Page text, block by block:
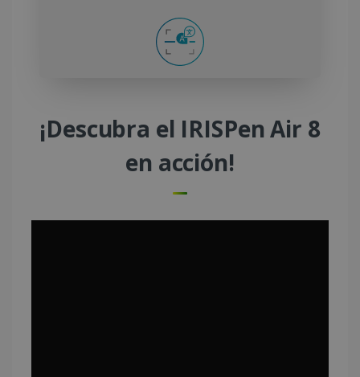
¡Descubra el IRISPen Air 8
en acción!